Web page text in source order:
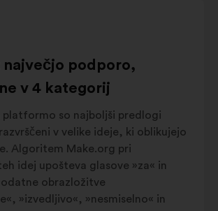
največjo podporo,
v 4 kategorij
platformo so najboljši predlogi
v velike ideje, ki oblikujejo
Algoritem Make.org pri
idej upošteva glasove »za« in
obrazložitve
»izvedljivo«, »nesmiselno« in